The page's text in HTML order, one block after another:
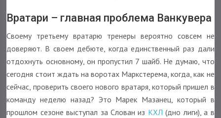
Вратари – главная проблема Ванкувера
Своему третьему вратарю тренеры вероятно совсем не
доверяют. В своем дебюте, когда единственный раз дали
отдохнуть основному, он пропустил 7 шайб. Не думаю, что
сегодня стоит ждать на воротах Маркстерема, когда, как не
сейчас, проверить своего нового вратаря, который пришел в
команду неделю назад? Это Марек Мазанец, который в
прошлом сезоне выступал за Слован из КХЛ (дно лиги), а в